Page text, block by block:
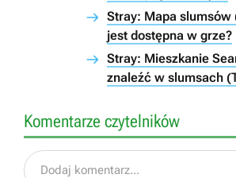
Stray: Mapa slumsów
jest dostępna w grze?
Stray: Mieszkanie
znaleźć w slumsach
Komentarze czytelników
Dodaj komentarz...